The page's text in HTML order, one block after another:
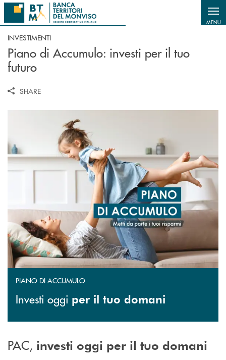
Salta al contenuto principale
MENU
INVESTIMENTI
Piano di Accumulo: investi per il tuo
futuro
SHARE
PIANO DI ACCUMULO
Investi oggi per il tuo domani
PAC, investi oggi per il tuo domani